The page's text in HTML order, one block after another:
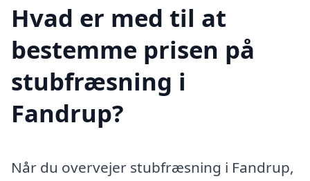
Hvad er med til at
bestemme prisen på
stubfræsning i
Fandrup?
Når du overvejer stubfræsning i Fandrup,